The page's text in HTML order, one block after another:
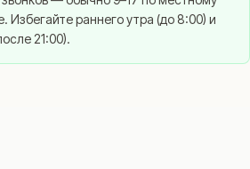
Избегайте раннего утра (до 8:00) и
21:00).